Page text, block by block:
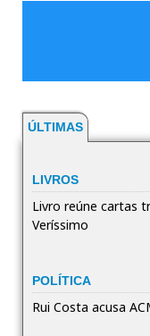
ÚLTIMAS
LIVROS
Livro reúne cartas
Veríssimo
POLÍTICA
Rui Costa acusa